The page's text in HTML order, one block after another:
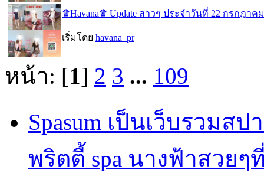
♛Havana♛ Update สาวๆ ประจำวันที่ 22 กรกฎาคม
เริ่มโดย havana_pr
หน้า: [1] 2 3 ... 109
Spasum เป็นเว็บรวม
พริตตี้ spa นางฟ้าสวย